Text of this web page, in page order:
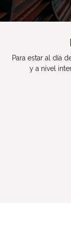
Para estar al día
y a nivel